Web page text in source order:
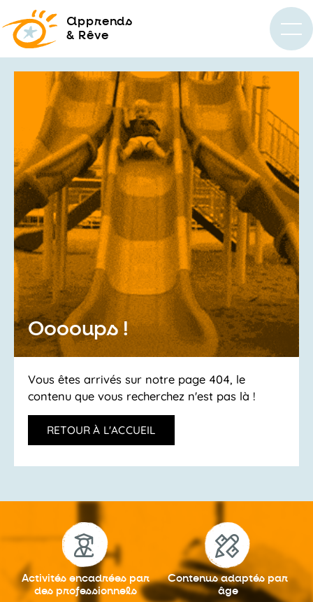
apprends
& Rêve
Ooooups !
Vous êtes arrivés sur notre page 404, le
contenu que vous recherchez n'est pas là !
RETOUR À L'ACCUEIL
Activités encadrées par
des professionnels
Contenus adaptés par
âge